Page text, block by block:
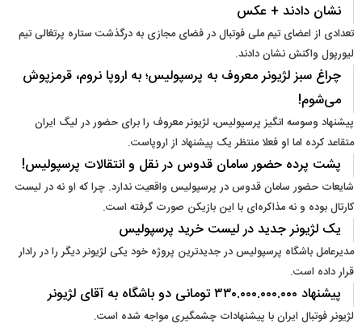
نشان دادند + عکس
تعدادی از اعضای تیم ملی فوتبال در فضای مجازی به درگذشت ستاره پرتغالی تیم
لیورپول واکنش نشان دادند.‌
چراغ سبز لژیونر معروف به پرسپولیس؛ به اروپا نروم، قرمزپوش
می‌شوم!
پیشنهاد وسوسه انگیز پرسپولیس، لژیونر معروف را برای حضور در لیگ ایران
متقاعد کرده اما او فعلا منتظر یک پیشنهاد از اروپاست.
پشت پرده حضور سامان قدوس در نقل و انتقالات پرسپولیس!
شایعات حضور سامان قدوس در پرسپولیس واقعیت ندارد. چرا که او نه در لیست
کارتال بوده و نه مذاکره‌ای با این بازیکن صورت گرفته است.
یک لژیونر جدید در لیست خرید پرسپولیس
مدیرعامل باشگاه پرسپولیس در جدیدترین پروژه خود یکی لژیونر دیگر را در رادار
قرار داده است.
پیشنهاد ۳۳۰.۰۰۰.۰۰۰.۰۰۰ تومانی دو باشگاه به آقای لژیونر
لژیونر فوتبال ایران با پیشنهادات چشمگیری مواجه شده است.